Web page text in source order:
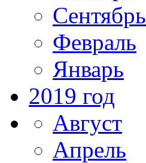
Сентябрь
Февраль
Январь
2019 год
Август
Апрель